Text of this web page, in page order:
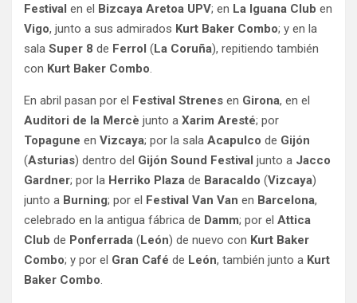
Festival en el Bizcaya Aretoa UPV; en La Iguana Club en
Vigo, junto a sus admirados Kurt Baker Combo; y en la
sala Super 8 de Ferrol (La Coruña), repitiendo también
con Kurt Baker Combo.
En abril pasan por el Festival Strenes en Girona, en el
Auditori de la Mercè junto a Xarim Aresté; por
Topagune en Vizcaya; por la sala Acapulco de Gijón
(Asturias) dentro del Gijón Sound Festival junto a Jacco
Gardner; por la Herriko Plaza de Baracaldo (Vizcaya)
junto a Burning; por el Festival Van Van en Barcelona,
celebrado en la antigua fábrica de Damm; por el Attica
Club de Ponferrada (León) de nuevo con Kurt Baker
Combo; y por el Gran Café de León, también junto a Kurt
Baker Combo.